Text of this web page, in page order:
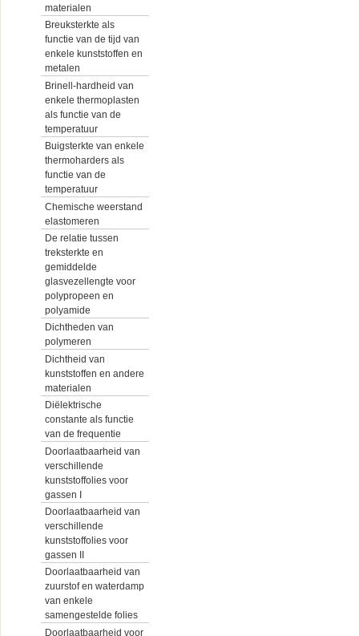
materialen
Breuksterkte als
functie van de tijd van
enkele kunststoffen en
metalen
Brinell-hardheid van
enkele thermoplasten
als functie van de
temperatuur
Buigsterkte van enkele
thermoharders als
functie van de
temperatuur
Chemische weerstand
elastomeren
De relatie tussen
treksterkte en
gemiddelde
glasvezellengte voor
polypropeen en
polyamide
Dichtheden van
polymeren
Dichtheid van
kunststoffen en andere
materialen
Diëlektrische
constante als functie
van de frequentie
Doorlaatbaarheid van
verschillende
kunststoffolies voor
gassen I
Doorlaatbaarheid van
verschillende
kunststoffolies voor
gassen II
Doorlaatbaarheid van
zuurstof en waterdamp
van enkele
samengestelde folies
Doorlaatbaarheid voor